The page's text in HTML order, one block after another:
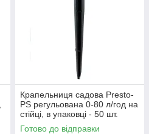
Крапельниця садова Presto-
PS регульована 0-80 л/год на
стійці, в упаковці - 50 шт.
(7704)
Готово до відправки